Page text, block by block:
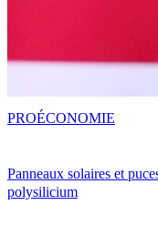
Panneaux solaires et
polysilicium
PROÉCONOMIE